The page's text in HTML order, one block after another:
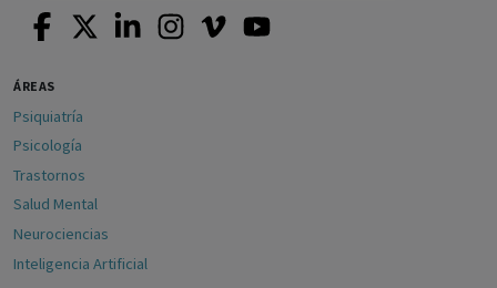
ÁREAS
Psiquiatría
Psicología
Trastornos
Salud Mental
Neurociencias
Inteligencia Artificial